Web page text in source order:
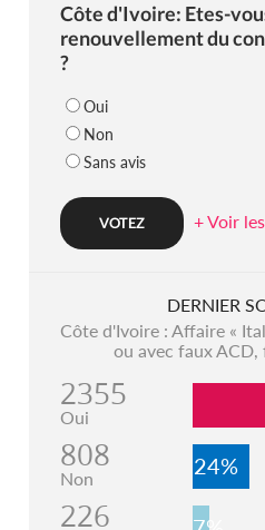
Côte d'Ivoire: Etes-
renouvellement du
?
Oui
Non
Sans avis
+ Voir
DERNIER
Côte d'Ivoire : Affaire «
ou avec faux ACD,
2355
Oui
808
Non 24%
226